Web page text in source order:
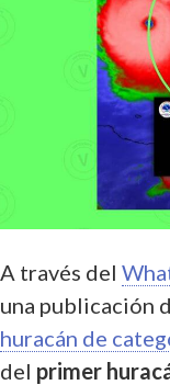
A través del
una publicación
huracán de
del primer